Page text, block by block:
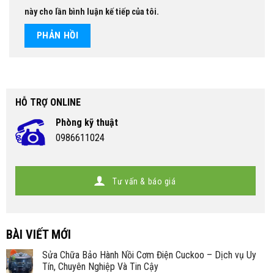
này cho lần bình luận kế tiếp của tôi.
HỖ TRỢ ONLINE
Phòng kỹ thuật
0986611024
Tư vấn & báo giá
BÀI VIẾT MỚI
Sửa Chữa Bảo Hành Nồi Cơm Điện Cuckoo – Dịch vụ Uy
Tín, Chuyên Nghiệp Và Tin Cậy